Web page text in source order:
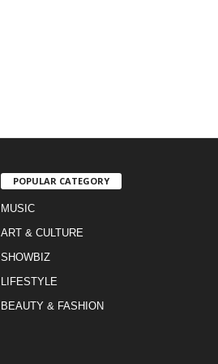
POPULAR CATEGORY
MUSIC
ART & CULTURE
SHOWBIZ
LIFESTYLE
BEAUTY & FASHION